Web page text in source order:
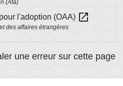
(Afa)
l'adoption (OAA) open_in_new
des affaires étrangères
une erreur sur cette page